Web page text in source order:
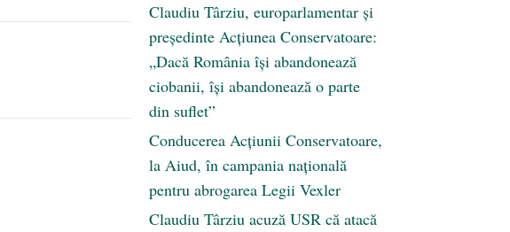
Claudiu Târziu, europarlamentar și
președinte Acțiunea Conservatoare:
„Dacă România își abandonează
ciobanii, își abandonează o parte
din suflet”
Conducerea Acțiunii Conservatoare,
la Aiud, în campania națională
pentru abrogarea Legii Vexler
Claudiu Târziu acuză USR că atacă